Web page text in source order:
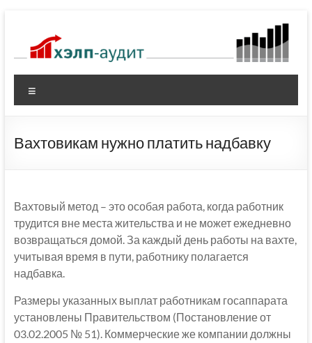
содержимому
Вахтовикам нужно платить надбавку
Вахтовый метод – это особая работа, когда работник
трудится вне места жительства и не может ежедневно
возвращаться домой. За каждый день работы на вахте,
учитывая время в пути, работнику полагается
надбавка.
Размеры указанных выплат работникам госаппарата
установлены Правительством (Постановление от
03.02.2005 № 51). Коммерческие же компании должны